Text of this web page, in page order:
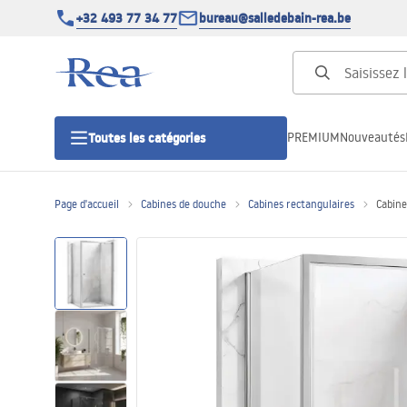
+32 493 77 34 77 bureau@salledebain-rea.be
Toutes les catégories
Receveurs de douche
Caniveaux de douche
PREMIUMNouveautés
Page d'accueil Cabines de douche Cabines rectangulaires